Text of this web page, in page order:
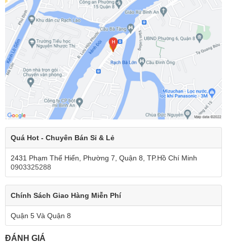
Quá Hot - Chuyên Bán Sỉ & Lẻ
2431 Phạm Thế Hiển, Phường 7, Quận 8, TP.Hồ Chí Minh
0903325288
Chính Sách Giao Hàng Miễn Phí
Quận 5 Và Quận 8
ĐÁNH GIÁ